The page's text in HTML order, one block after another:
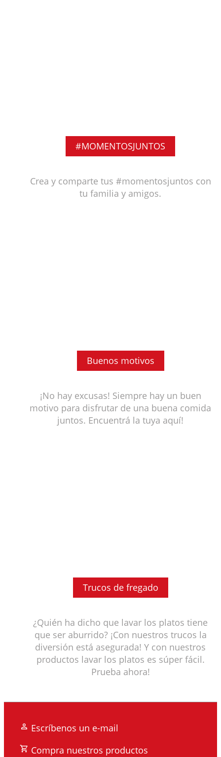
#MOMENTOSJUNTOS
Crea y comparte tus #momentosjuntos con
tu familia y amigos.
Buenos motivos
¡No hay excusas! Siempre hay un buen
motivo para disfrutar de una buena comida
juntos. Encuentrá la tuya aquí!
Trucos de fregado
¿Quién ha dicho que lavar los platos tiene
que ser aburrido? ¡Con nuestros trucos la
diversión está asegurada! Y con nuestros
productos lavar los platos es súper fácil.
Prueba ahora!
Escríbenos un e-mail
Compra nuestros productos